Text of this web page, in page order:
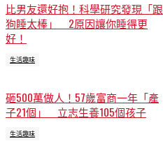
比男友還好抱！科學研究發現「跟
狗睡太棒」 2原因讓你睡得更
好！
生活趣味
砸500萬做人！57歲富商一年「產
子21個」 立志生養105個孩子
生活趣味